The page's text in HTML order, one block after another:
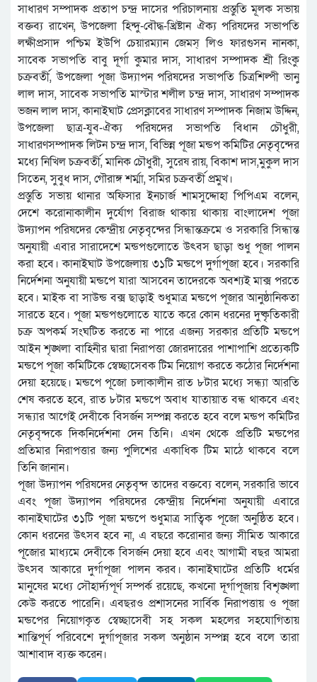
সাধারণ সম্পাদক প্রতাপ চন্দ্র দাসের পরিচালনায় প্রস্তুতি মূলক সভায়
বক্তব্য রাখেন, উপজেলা হিন্দু-বৌদ্ধ-খ্রিষ্টান ঐক্য পরিষদের সভাপতি
লক্ষীপ্রসাদ পশ্চিম ইউপি চেয়ারম্যান জেমস্ লিও ফারগুসন নানকা,
সাবেক সভাপতি বাবু দূর্গা কুমার দাস, সাধারণ সম্পাদক শ্রী রিংকু
চক্রবর্তী, উপজেলা পূজা উদ্যাপন পরিষদের সভাপতি চিত্রশিল্পী ভানু
লাল দাস, সাবেক সভাপতি মাস্টার শলীল চন্দ্র দাস, সাধারণ সম্পাদক
ভজন লাল দাস, কানাইঘাট প্রেসক্লাবের সাধারণ সম্পাদক নিজাম উদ্দিন,
উপজেলা ছাত্র-যুব-ঐক্য পরিষদের সভাপতি বিধান চৌধুরী,
সাধারণসম্পাদক লিটন চন্দ্র দাস, বিভিন্ন পূজা মন্ডপ কমিটির নেতৃবৃন্দের
মধ্যে নিখিল চক্রবর্তী, মানিক চৌধুরী, সুরেষ রায়, বিকাশ দাস,মুকুল দাস
সিতেন, সুবুধ দাস, গৌরাঙ্গ শর্ম্মা, সমির চক্রবর্তী প্রমুখ।
প্রস্তুতি সভায় থানার অফিসার ইনচার্জ শামসুদ্দোহা পিপিএম বলেন,
দেশে করোনাকালীন দুর্যোগ বিরাজ থাকায় থাকায় বাংলাদেশ পূজা
উদ্যাপন পরিষদের কেন্দ্রীয় নেতৃবৃন্দের সিন্ধান্তক্রমে ও সরকারি সিন্ধান্ত
অনুযায়ী এবার সারাদেশে মন্ডপগুলোতে উৎবস ছাড়া শুধু পূজা পালন
করা হবে। কানাইঘাট উপজেলায় ৩১টি মন্ডপে দুর্গাপূজা হবে। সরকারি
নির্দেশনা অনুযায়ী মন্ডপে যারা আসবেন তাদেরকে অবশ্যই মাক্স পরতে
হবে। মাইক বা সাউন্ড বক্স ছাড়াই শুধুমাত্র মন্ডপে পূজার আনুষ্ঠানিকতা
সারতে হবে। পূজা মন্ডপগুলোতে যাতে করে কোন ধরনের দুষ্কৃতিকারী
চক্র অপকর্ম সংঘটিত করতে না পারে এজন্য সরকার প্রতিটি মন্ডপে
আইন শৃঙ্খলা বাহিনীর দ্বারা নিরাপত্তা জোরদারের পাশাপাশি প্রত্যেকটি
মন্ডপে পূজা কমিটিকে স্বেচ্ছাসেবক টিম নিয়োগ করতে কঠোর নির্দেশনা
দেয়া হয়েছে। মন্ডপে পূজো চলাকালীন রাত ৮টার মধ্যে সন্ধ্যা আরতি
শেষ করতে হবে, রাত ৮টার মন্ডপে অবাধ যাতায়াত বন্ধ থাকবে এবং
সন্ধ্যার আগেই দেবীকে বিসর্জন সম্পন্ন করতে হবে বলে মন্ডপ কমিটির
নেতৃবৃন্দকে দিকনির্দেশনা দেন তিনি। এখন থেকে প্রতিটি মন্ডপের
প্রতিমার নিরাপত্তার জন্য পুলিশের একাধিক টিম মাঠে থাকবে বলে
তিনি জানান।
পূজা উদ্যাপন পরিষদের নেতৃবৃন্দ তাদের বক্তব্যে বলেন, সরকারি ভাবে
এবং পূজা উদ্যাপন পরিষদের কেন্দ্রীয় নির্দেশনা অনুযায়ী এবারে
কানাইঘাটের ৩১টি পূজা মন্ডপে শুধুমাত্র সাত্বিক পূজো অনুষ্ঠিত হবে।
কোন ধরনের উৎসব হবে না, এ বছরে করোনার জন্য সীমিত আকারে
পূজোর মাধ্যমে দেবীকে বিসর্জন দেয়া হবে এবং আগামী বছর আমরা
উৎসব আকারে দুর্গাপূজা পালন করব। কানাইঘাটের প্রতিটি ধর্মের
মানুষের মধ্যে সৌহার্দ্যপূর্ণ সম্পর্ক রয়েছে, কখনো দূর্গাপূজায় বিশৃঙ্খলা
কেউ করতে পারেনি। এবছরও প্রশাসনের সার্বিক নিরাপত্তায় ও পূজা
মন্ডপের নিয়োগকৃত স্বেচ্ছাসেবী সহ সকল মহলের সহযোগিতায়
শান্তিপূর্ণ পরিবেশে দুর্গাপূজার সকল অনুষ্ঠান সম্পন্ন হবে বলে তারা
আশাবাদ ব্যক্ত করেন।